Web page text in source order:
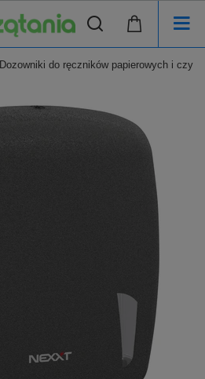
Dozowniki do ręczników papierowych i